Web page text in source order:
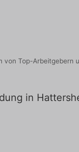
Top-Arbeitgebern
in